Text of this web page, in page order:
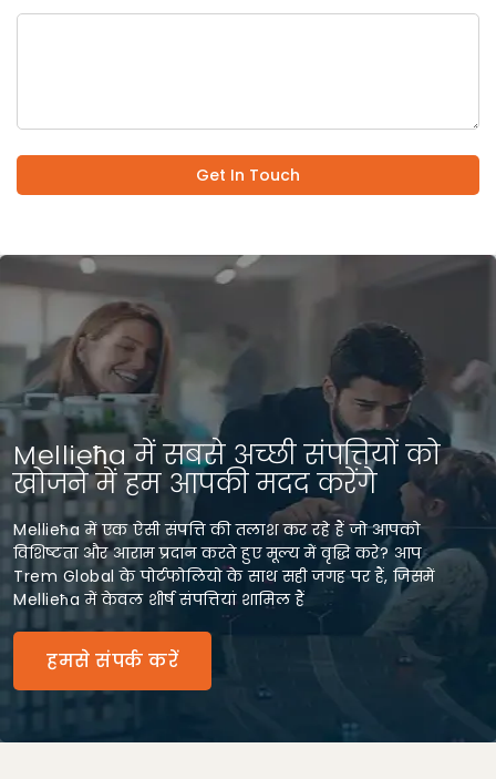
Get In Touch
Mellieħa में सबसे अच्छी संपत्तियों को
खोजने में हम आपकी मदद करेंगे
Mellieħa में एक ऐसी संपत्ति की तलाश कर रहे हैं जो आपको
विशिष्टता और आराम प्रदान करते हुए मूल्य में वृद्धि करे? आप
Trem Global के पोर्टफोलियो के साथ सही जगह पर हैं, जिसमें
Mellieħa में केवल शीर्ष संपत्तियां शामिल हैं
हमसे संपर्क करें